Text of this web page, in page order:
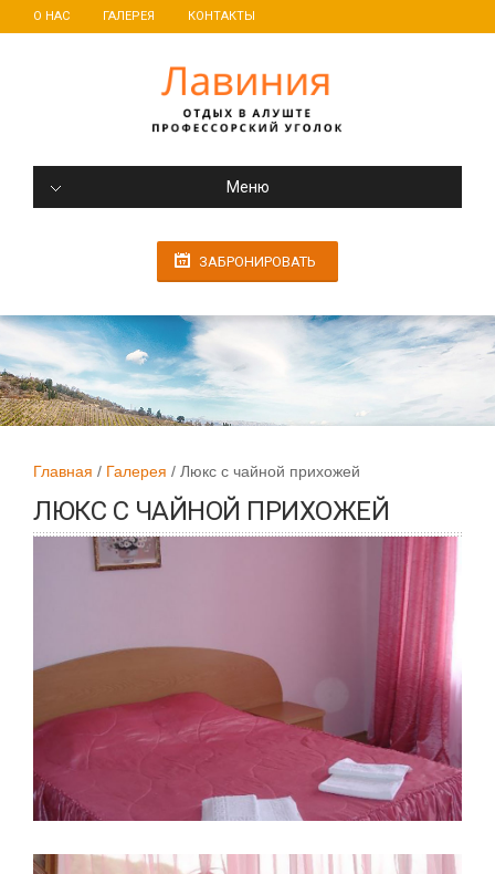
О НАС ГАЛЕРЕЯ КОНТАКТЫ
Меню
ЗАБРОНИРОВАТЬ
Главная Галерея Люкс с чайной прихожей
ЛЮКС С ЧАЙНОЙ ПРИХОЖЕЙ